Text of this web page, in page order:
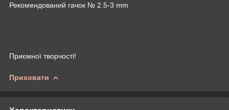
Рекомендований гачок № 2.5-3 mm
Приємної творчості!
Приховати